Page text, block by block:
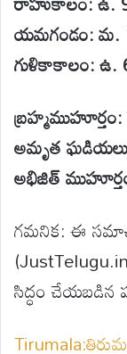
యమగండం: మ.
గుళికాకాలం: ఉ.
అమృత ఘడియలు:
అభిజిత్
గమనిక: ఈ
సిద్ధం చేయబడిన